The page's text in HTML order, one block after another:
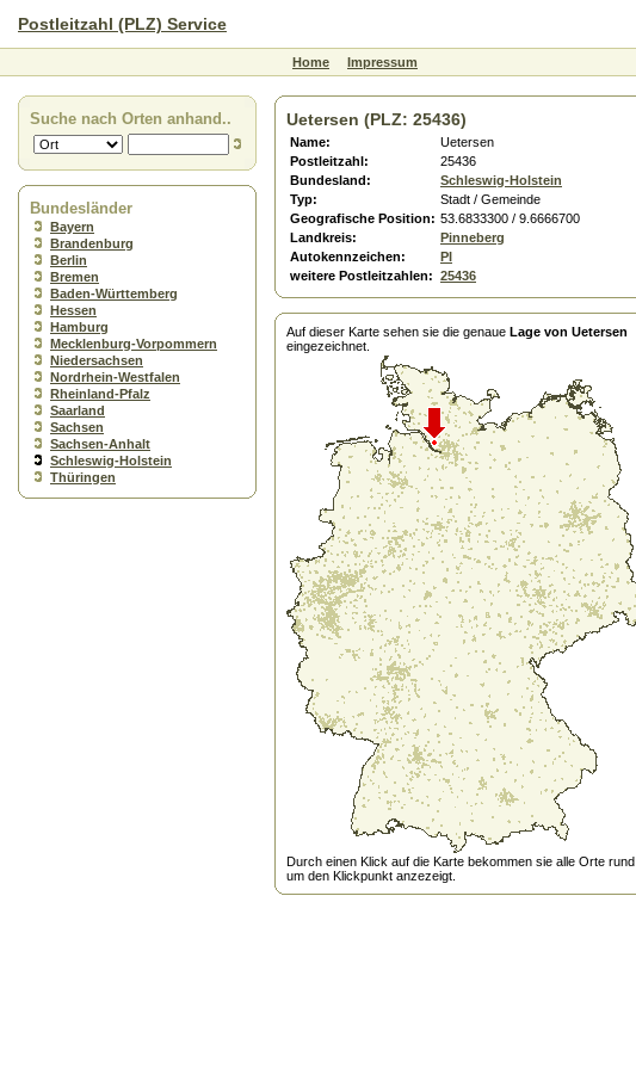
Postleitzahl (PLZ) Service
Home Impressum
Suche nach Orten anhand..
Bundesländer
Bayern
Brandenburg
Berlin
Bremen
Baden-Württemberg
Hessen
Hamburg
Mecklenburg-Vorpommern
Niedersachsen
Nordrhein-Westfalen
Rheinland-Pfalz
Saarland
Sachsen
Sachsen-Anhalt
Schleswig-Holstein
Thüringen
Uetersen (PLZ: 25436)
Name:
Uetersen
Postleitzahl:
25436
Bundesland:
Schleswig-Holstein
Typ:
Stadt / Gemeinde
Geografische Position: 53.6833300 / 9.6666700
Landkreis:
Pinneberg
Autokennzeichen:
PI
weitere Postleitzahlen: 25436
Auf dieser Karte sehen sie die genaue Lage von Uetersen
eingezeichnet.
Durch einen Klick auf die Karte bekommen sie alle Orte rund
um den Klickpunkt anzezeigt.